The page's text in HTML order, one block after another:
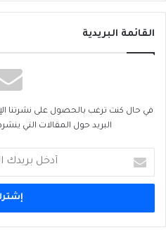
القائمة البريدية
في حال كنت ترغب بالحصول على نشرتنا
البريد حول المقالات التي
بريدك
الإلكتروني